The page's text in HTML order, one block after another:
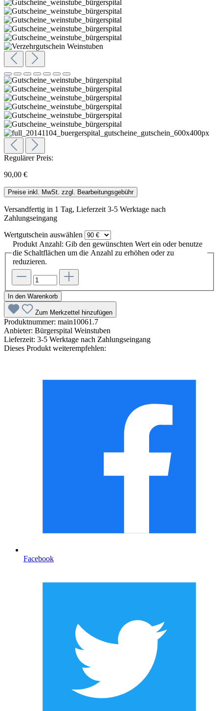
Regulärer Preis:
90,00 €
Preise inkl. MwSt. zzgl. Bearbeitungsgebühr
Versandfertig in 1 Tag, Lieferzeit 3-5 Werktage nach
Zahlungseingang
Wertgutschein auswählen
Produkt Anzahl: Gib den gewünschten Wert ein oder benutze
die Schaltflächen um die Anzahl zu erhöhen oder zu
reduzieren.
In den Warenkorb
Zum Merkzettel hinzufügen
Produktnummer: main10061.7
Anbieter: Bürgerspital Weinstuben
Lieferzeit: 3-5 Werktage nach Zahlungseingang
Dieses Produkt weiterempfehlen:
Facebook